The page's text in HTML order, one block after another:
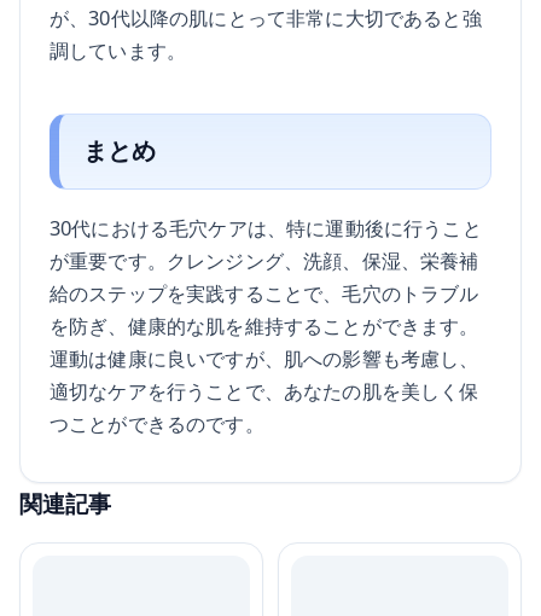
が、30代以降の肌にとって非常に大切であると強
調しています。
まとめ
30代における毛穴ケアは、特に運動後に行うこと
が重要です。クレンジング、洗顔、保湿、栄養補
給のステップを実践することで、毛穴のトラブル
を防ぎ、健康的な肌を維持することができます。
運動は健康に良いですが、肌への影響も考慮し、
適切なケアを行うことで、あなたの肌を美しく保
つことができるのです。
関連記事